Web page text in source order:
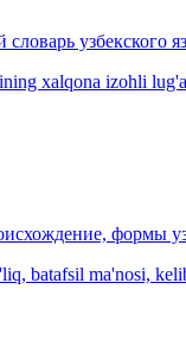
узбекского
xalqona izohli
формы
batafsil ma'nosi,